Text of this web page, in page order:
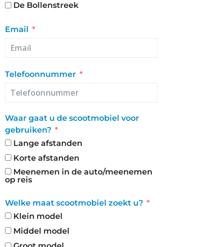
De Bollenstreek
Email
Telefoonnummer
Waar gaat u de scootmobiel voor
gebruiken?
Lange afstanden
Korte afstanden
Meenemen in de auto/meenemen
op reis
Welke maat scootmobiel zoekt u?
Klein model
Middel model